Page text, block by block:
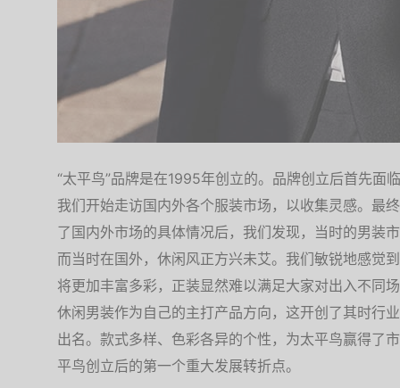
“太平鸟”品牌是在1995年创立的。品牌创立后首先面
我们开始走访国内外各个服装市场，以收集灵感。最
了国内外市场的具体情况后，我们发现，当时的男装
而当时在国外，休闲风正方兴未艾。我们敏锐地感觉
将更加丰富多彩，正装显然难以满足大家对出入不同
休闲男装作为自己的主打产品方向，这开创了其时行
出名。款式多样、色彩各异的个性，为太平鸟赢得了
平鸟创立后的第一个重大发展转折点。